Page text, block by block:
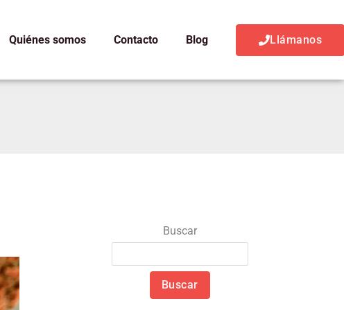
Quiénes somos Contacto Blog Llámanos
Buscar
Buscar